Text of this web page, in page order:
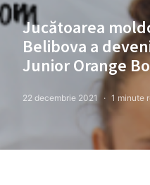
Jucătoarea
Belibova a
Junior Orange
22 decembrie 2021 1 minute